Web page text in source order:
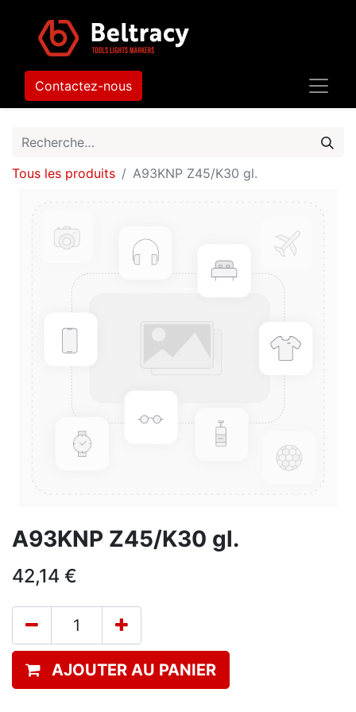
Contactez-nous
Tous les produits A93KNP Z45/K30 gl.
A93KNP Z45/K30 gl.
42,14 €
AJOUTER AU PANIER